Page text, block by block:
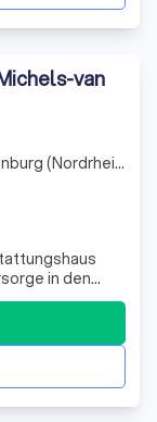
van
in den
einem
Familien mit
den
Hoher Weg 10, Kranenburg (Nordrhein-Westfalen)